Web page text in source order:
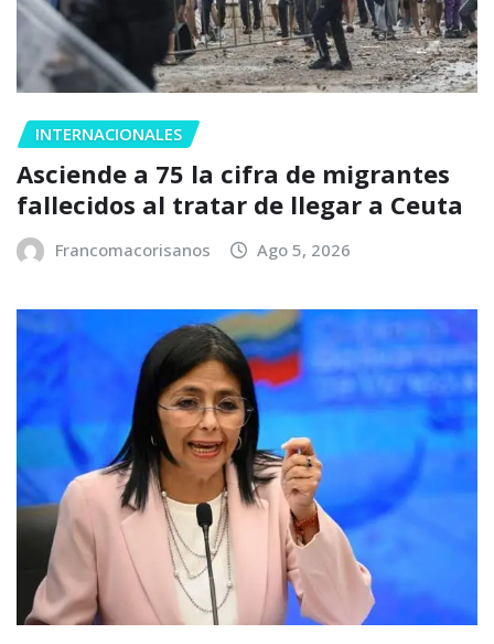
INTERNACIONALES
Asciende a 75 la cifra de migrantes
fallecidos al tratar de llegar a Ceuta
Francomacorisanos Ago 5, 2026